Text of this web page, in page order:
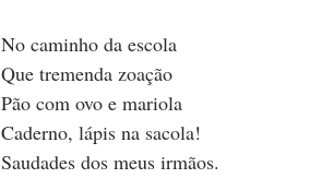
No caminho da escola
Que tremenda zoação
Pão com ovo e mariola
Caderno, lápis na sacola!
Saudades dos meus irmãos.